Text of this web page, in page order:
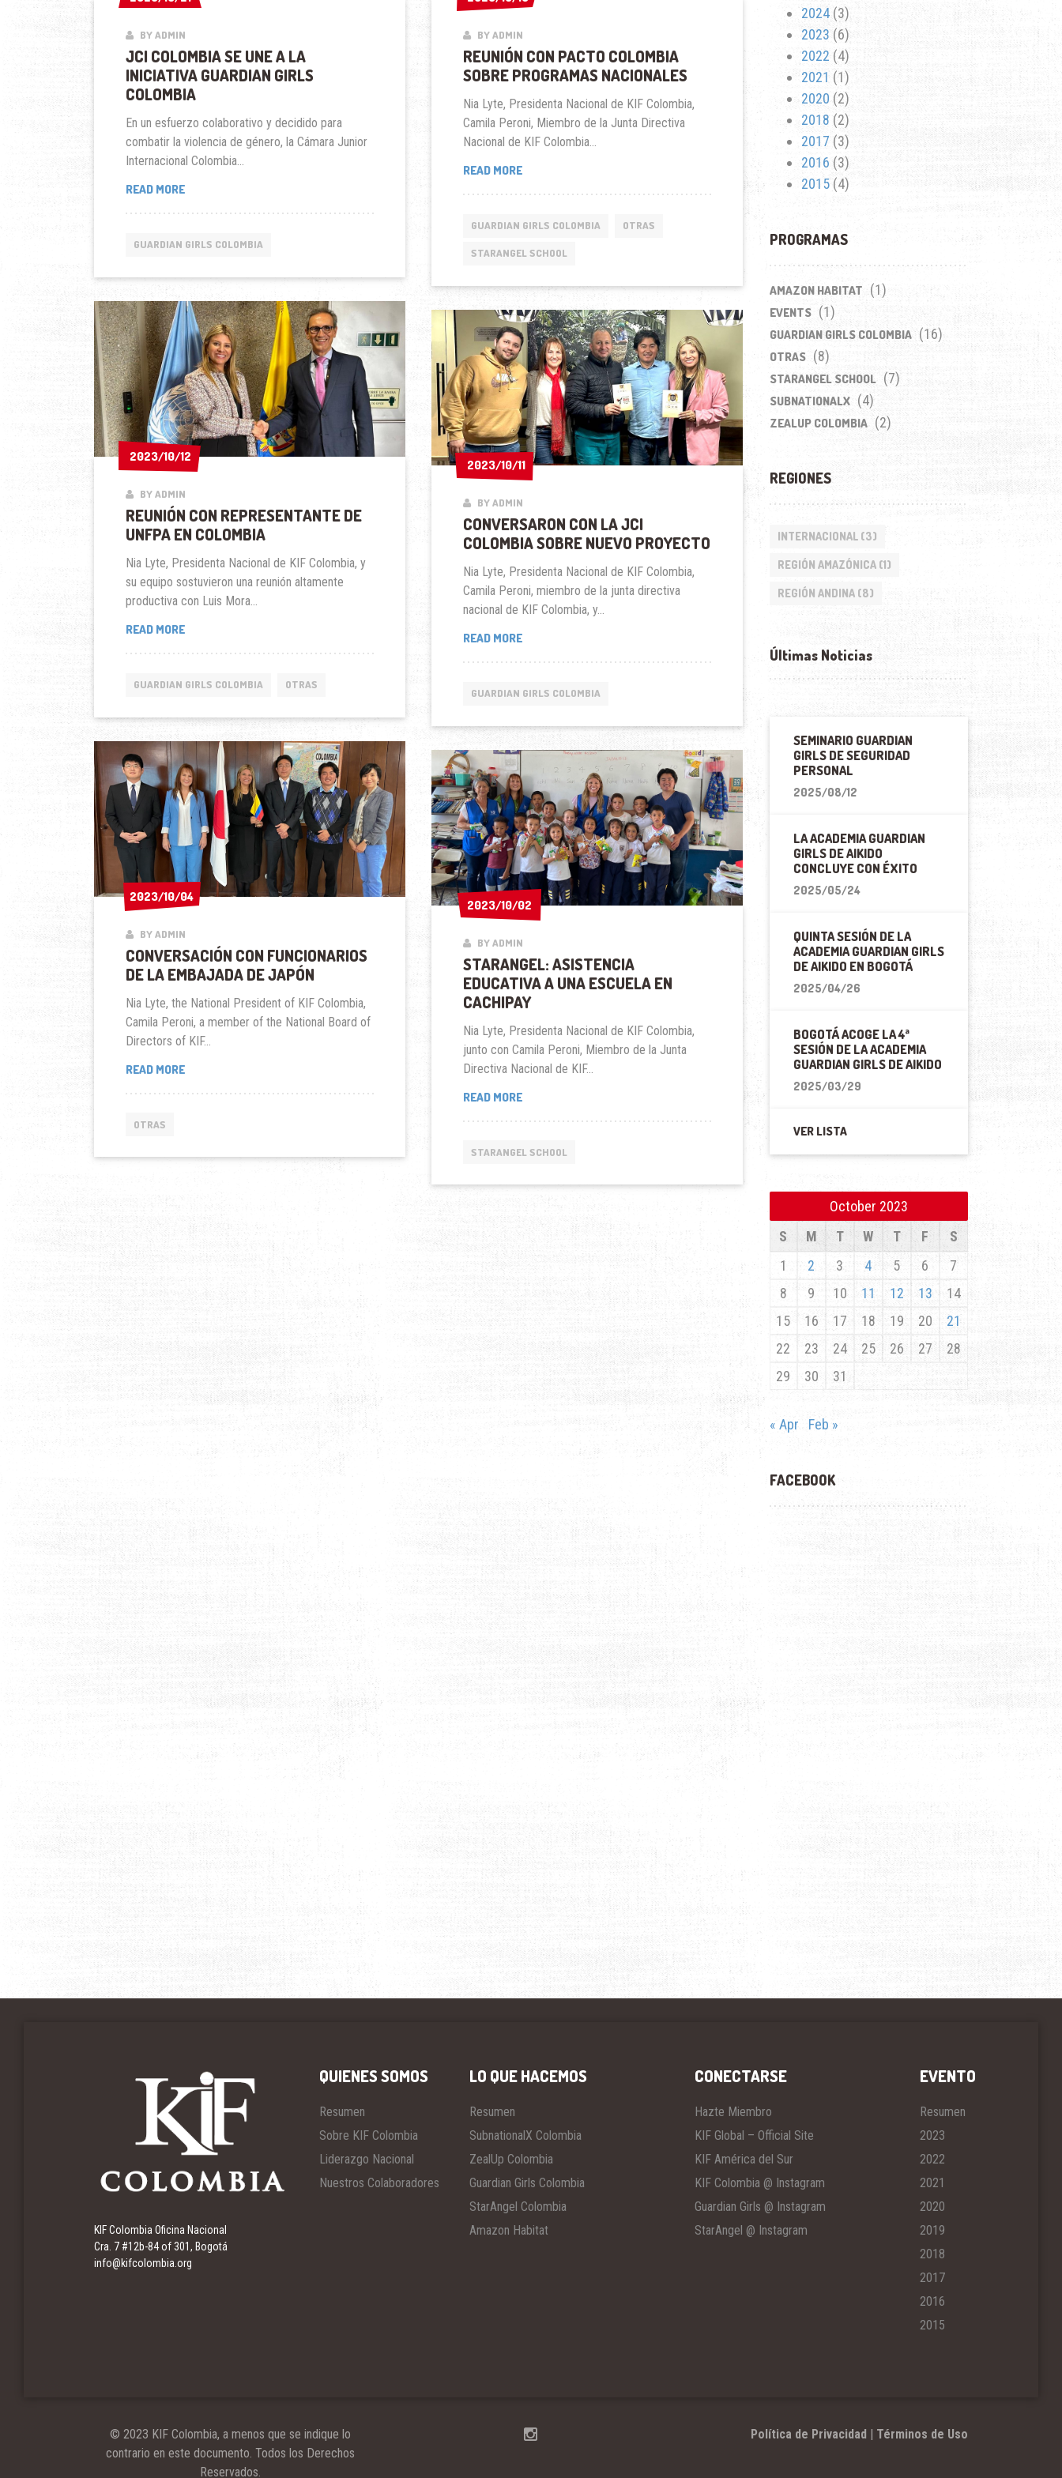
BY ADMIN
JCI COLOMBIA SE UNE A LA
INICIATIVA GUARDIAN GIRLS
COLOMBIA
En un esfuerzo colaborativo y decidido para
combatir la violencia de género, la Cámara Junior
Internacional Colombia...
READ MOREJCI
UNE
LA
GUARDIAN
GIRLS
COLOMBIA
GUARDIAN GIRLS COLOMBIA
BY ADMIN
REUNIÓN CON PACTO COLOMBIA
SOBRE PROGRAMAS NACIONALES
Nia Lyte, Presidenta Nacional de KIF Colombia,
Camila Peroni, Miembro de la Junta Directiva
Nacional de KIF Colombia...
READ MOREREUNIÓN
COLOMBIA
PROGRAMAS
GUARDIAN GIRLS COLOMBIA OTRAS
STARANGEL SCHOOL
2023/10/12
2023/10/12
BY ADMIN
REUNIÓN CON REPRESENTANTE DE
UNFPA EN COLOMBIA
Nia Lyte, Presidenta Nacional de KIF Colombia, y
su equipo sostuvieron una reunión altamente
productiva con Luis Mora...
READ MOREREUNIÓN
DE
EN
COLOMBIA
GUARDIAN GIRLS COLOMBIA OTRAS
2023/10/11
2023/10/11
BY ADMIN
CONVERSARON CON LA JCI
COLOMBIA SOBRE NUEVO PROYECTO
Nia Lyte, Presidenta Nacional de KIF Colombia,
Camila Peroni, miembro de la junta directiva
nacional de KIF Colombia, y...
READ MORECONVERSARON
JCI
SOBRE
NUEVO
PROYECTO
GUARDIAN GIRLS COLOMBIA
2023/10/04
2023/10/04
BY ADMIN
CONVERSACIÓN CON FUNCIONARIOS
DE LA EMBAJADA DE JAPÓN
Nia Lyte, the National President of KIF Colombia,
Camila Peroni, a member of the National Board of
Directors of KIF...
READ MORECONVERSACIÓN
EMBAJADA
OTRAS
2023/10/02
2023/10/02
BY ADMIN
STARANGEL: ASISTENCIA
EDUCATIVA A UNA ESCUELA EN
CACHIPAY
Nia Lyte, Presidenta Nacional de KIF Colombia,
junto con Camila Peroni, Miembro de la Junta
Directiva Nacional de KIF...
READ MORESTARANGEL:
A
ESCUELA
STARANGEL SCHOOL
2024(3)
2023 (6)
2022 (4)
2021 (1)
2020 (2)
2018 (2)
2017 (3)
2016 (3)
2015(4)
PROGRAMAS
AMAZON HABITAT (1)
EVENTS (1)
GUARDIAN GIRLS COLOMBIA (16)
OTRAS (8)
STARANGEL SCHOOL (7)
SUBNATIONALX (4)
ZEALUP COLOMBIA (2)
REGIONES
INTERNACIONAL(3)
REGIÓN AMAZÓNICA(1)
REGIÓN ANDINA(8)
Últimas Noticias
SEMINARIO GUARDIAN
GIRLS DE SEGURIDAD
PERSONAL
2025/08/12
LA ACADEMIA GUARDIAN
GIRLS DE AIKIDO
CONCLUYE CON ÉXITO
2025/05/24
QUINTA SESIÓN DE LA
ACADEMIA GUARDIAN GIRLS
DE AIKIDO EN BOGOTÁ
2025/04/26
BOGOTÁ ACOGE LA 4ª
SESIÓN DE LA ACADEMIA
GUARDIAN GIRLS DE AIKIDO
2025/03/29
VER LISTA
October 2023
S
M T W T F
S
1
2 3 4 5 6
7
8
9 10 11 12 13
14
15
16 17 18 19 20
21
22
23 24 25 26 27
28
29
30 31
« Apr Feb »
FACEBOOK
KIF Colombia Oficina Nacional
Cra. 7 #12b-84 of 301, Bogotá
info@kifcolombia.org
QUIENES SOMOS
Resumen
Sobre KIF Colombia
Liderazgo Nacional
Nuestros Colaboradores
LO QUE HACEMOS
Resumen
SubnationalX Colombia
ZealUp Colombia
Guardian Girls Colombia
StarAngel Colombia
Amazon Habitat
CONECTARSE
Hazte Miembro
KIF Global – Official Site
KIF América del Sur
KIF Colombia @ Instagram
Guardian Girls @ Instagram
StarAngel @ Instagram
EVENTO
Resumen
2023
2022
2021
2020
2019
2018
2017
2016
2015
© 2023 KIF Colombia, a menos que se indique lo
contrario en este documento. Todos los Derechos
Reservados.
Política de Privacidad | Términos de Uso